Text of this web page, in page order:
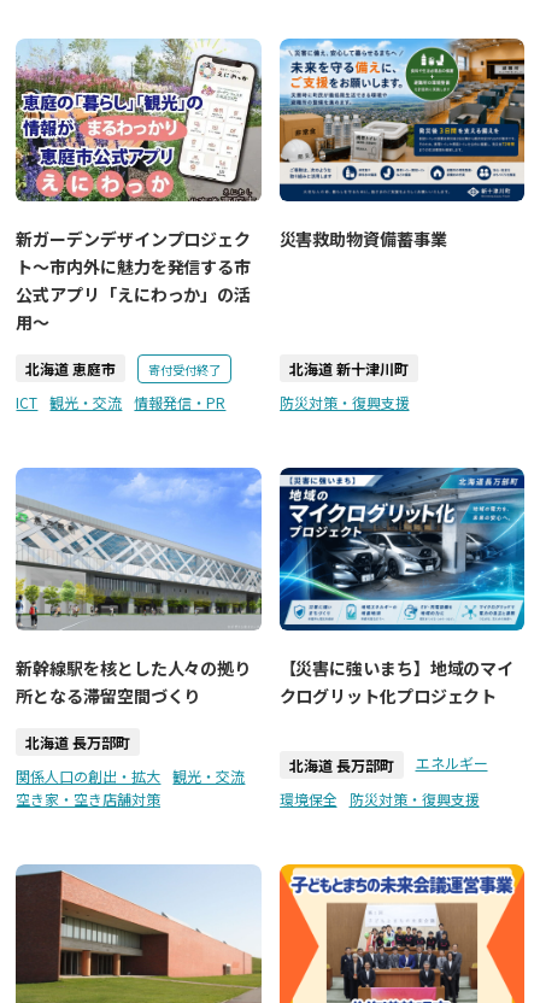
新ガーデンデザインプロジェク
ト～市内外に魅力を発信する市
公式アプリ「えにわっか」の活
用～
北海道 恵庭市 寄付受付終了
ICT 観光・交流 情報発信・PR
災害救助物資備蓄事業
北海道 新十津川町
防災対策・復興支援
新幹線駅を核とした人々の拠り
所となる滞留空間づくり
北海道 長万部町
関係人口の創出・拡大
観光・交流
空き家・空き店舗対策
【災害に強いまち】地域のマイ
クログリット化プロジェクト
北海道 長万部町
エネルギー
環境保全
防災対策・復興支援